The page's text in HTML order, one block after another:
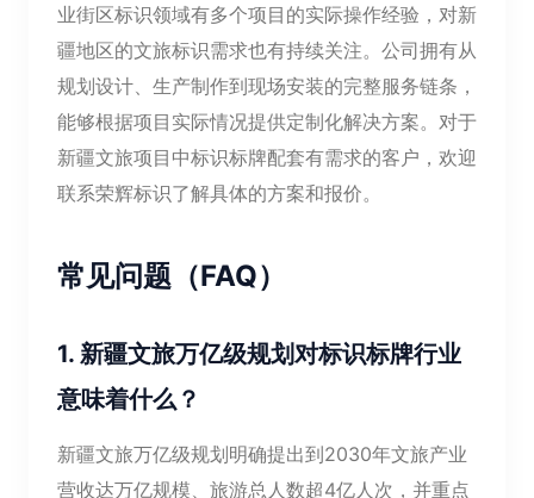
业街区标识领域有多个项目的实际操作经验，对新
疆地区的文旅标识需求也有持续关注。公司拥有从
规划设计、生产制作到现场安装的完整服务链条，
能够根据项目实际情况提供定制化解决方案。对于
新疆文旅项目中标识标牌配套有需求的客户，欢迎
联系荣辉标识了解具体的方案和报价。
常见问题（FAQ）
1. 新疆文旅万亿级规划对标识标牌行业
意味着什么？
新疆文旅万亿级规划明确提出到2030年文旅产业
营收达万亿规模、旅游总人数超4亿人次，并重点